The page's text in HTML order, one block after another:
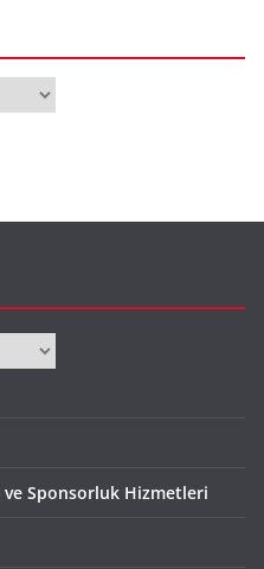
ve Sponsorluk Hizmetleri